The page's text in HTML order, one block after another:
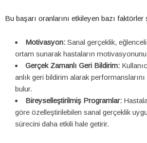
Bu başarı oranlarını etkileyen bazı faktörler
Motivasyon: Sanal gerçeklik,
ortam sunarak hastaların motivasyonunu
Gerçek Zamanlı Geri Bildirim:
anlık geri bildirim alarak
bulur.
Bireyselleştirilmiş Programlar:
göre özelleştirilebilen sanal gerçeklik
sürecini daha etkili hale getirir.